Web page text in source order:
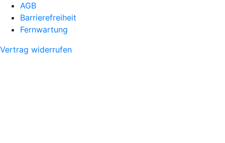
AGB
Barrierefreiheit
Fernwartung
Vertrag widerrufen